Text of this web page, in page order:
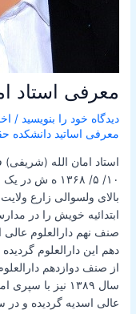
معرفی استاد
دیدگاه‌ خود را بنویسید /
معرفی اساتید دانشکده
استاد امان الله
۱۰/ ۵/ ۱۳۶۸ ه
بالای ولسوالی زارع
صنف نهم دارالعلوم
از صنف دوازدهم
سال ۱۳۸۹ نیز